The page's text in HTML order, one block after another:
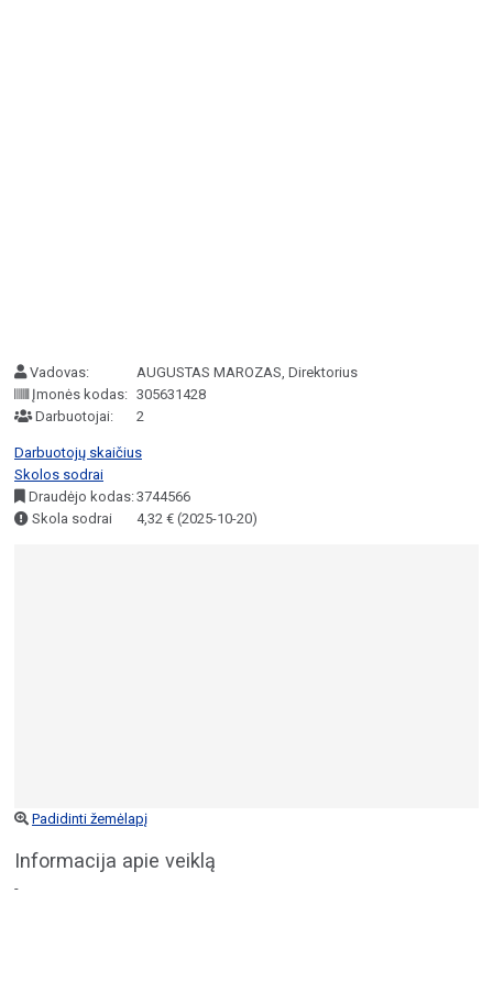
Vadovas:
AUGUSTAS MAROZAS, Direktorius
Įmonės kodas: 305631428
Darbuotojai:
2
Darbuotojų skaičius
Skolos sodrai
Draudėjo kodas:3744566
Skola sodrai
4,32 € (2025-10-20)
Padidinti žemėlapį
Informacija apie veiklą
-